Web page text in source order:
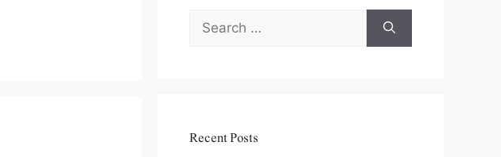
Search
for:
Recent Posts